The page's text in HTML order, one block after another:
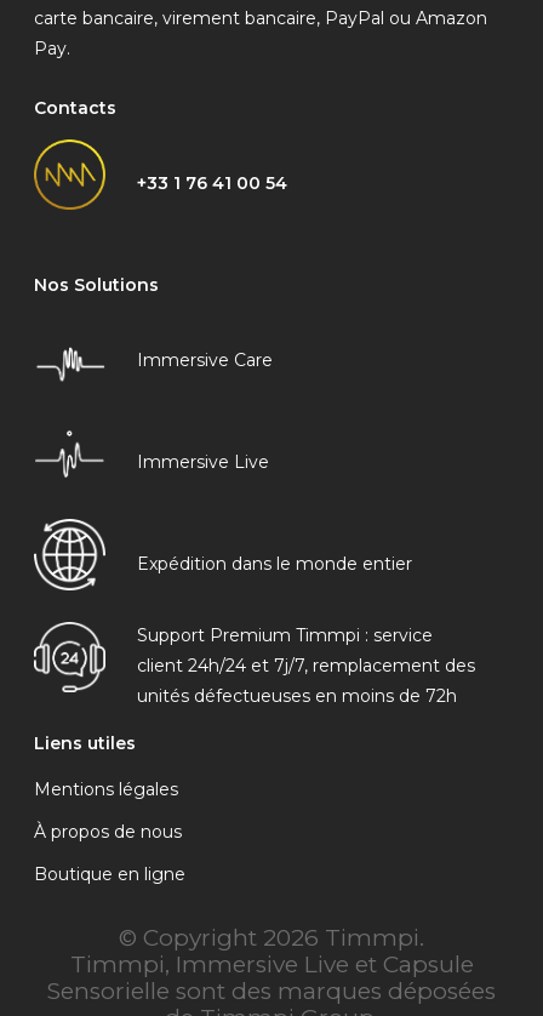
carte bancaire, virement bancaire, PayPal ou Amazon
Pay.
Contacts
+33 1 76 41 00 54
Nos Solutions
Immersive Care
Immersive Live
Expédition dans le monde entier
Support Premium Timmpi : service
client 24h/24 et 7j/7, remplacement des
unités défectueuses en moins de 72h
Liens utiles
Mentions légales
À propos de nous
Boutique en ligne
© Copyright 2026 Timmpi.
Timmpi, Immersive Live et Capsule
Sensorielle sont des marques déposées